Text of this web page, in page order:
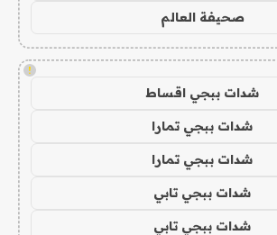
صحيفة العالم
!
شدات ببجي اقساط
شدات ببجي تمارا
شدات ببجي تمارا
شدات ببجي تابي
شدات ببجي تابي